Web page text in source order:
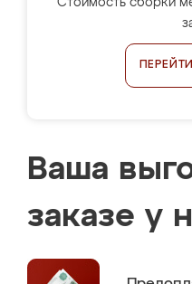
Стоимость сборки
Ваша
заказе у